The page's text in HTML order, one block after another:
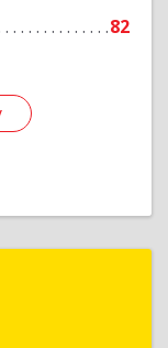
82
Подробнее
г, Городской